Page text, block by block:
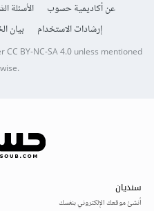
عن أكاديمية حسوب الأسئلة
إرشادات الاستخدام
بيان
CC BY-NC-SA 4.0unless mentioned